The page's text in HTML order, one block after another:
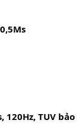
120Hz, TUV bảo